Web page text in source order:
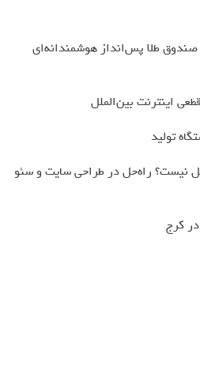
طلا پس‌انداز هوشمندانه‌ای
اینترنت بین‌الملل
تولید
نیست؟ راه‌حل در طراحی سایت و سئو
کرج